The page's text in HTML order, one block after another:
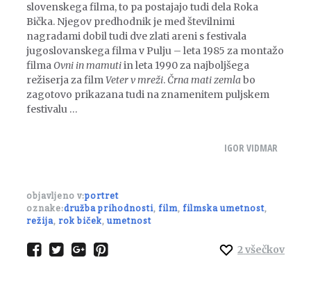
slovenskega filma, to pa postajajo tudi dela Roka
Bička. Njegov predhodnik je med številnimi
nagradami dobil tudi dve zlati areni s festivala
jugoslovanskega filma v Pulju – leta 1985 za montažo
filmaOvni in mamutiin leta 1990 za najboljšega
režiserja za filmVeter v mreži. Črna mati zemlabo
zagotovo prikazana tudi na znamenitem puljskem
festivalu …
IGOR VIDMAR
objavljeno v:portret
oznake:družba prihodnosti, film, filmska umetnost,
režija, rok biček, umetnost
2všečkov